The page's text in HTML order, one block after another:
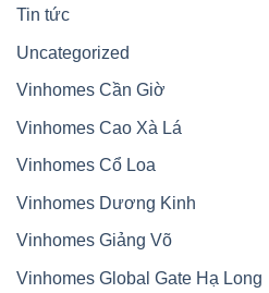
Tin tức
Uncategorized
Vinhomes Cần Giờ
Vinhomes Cao Xà Lá
Vinhomes Cổ Loa
Vinhomes Dương Kinh
Vinhomes Giảng Võ
Vinhomes Global Gate Hạ Long